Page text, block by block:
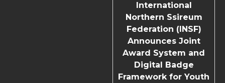
International
Northern Ssireum
Federation (INSF)
Announces Joint
Award System and
Digital Badge
Framework for Youth